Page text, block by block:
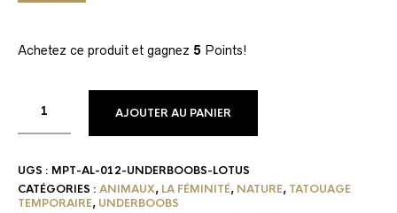
Achetez ce produit et gagnez 5 Points!
AJOUTER AU PANIER
UGS : MPT-AL-012-UNDERBOOBS-LOTUS
CATÉGORIES : ANIMAUX, LA FÉMINITÉ, NATURE, TATOUAGE
TEMPORAIRE, UNDERBOOBS